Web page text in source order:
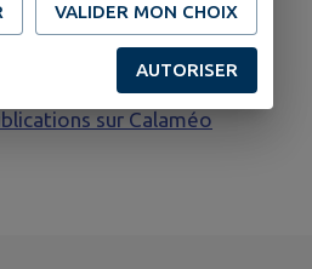
sur Calaméo
VALIDER MON CHOIX
AUTORISER